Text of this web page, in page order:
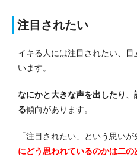
注目されたい
イキる人には注目されたい、
います。
なにかと大きな声を出したり
る傾向があります。
「注目されたい」という思いが
にどう思われているのかは二の